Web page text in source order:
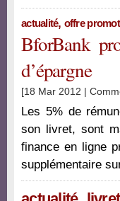
actualité, offre
BforBank
d’épargne
[18 Mar 2012 |
Les 5% de
son livret, sont
finance en ligne
supplémentaire